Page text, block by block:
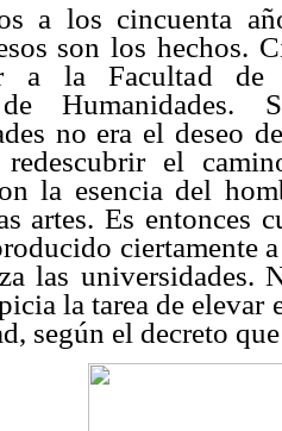
a los cincuenta
son los hechos.
a la Facultad de
Humanidades.
no era el deseo
redescubrir el
la esencia del
artes. Es entonces
ciertamente
las universidades.
la tarea de elevar
según el decreto